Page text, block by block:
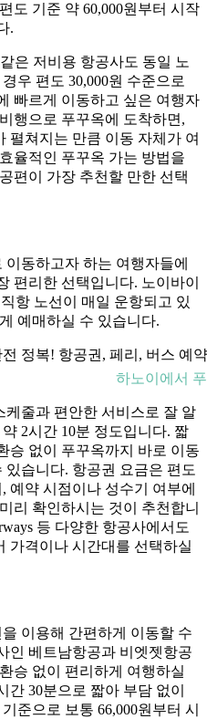
도 기준 약 60,000원부터 시작
.
은 저비용 항공사도 동일 노
우 편도 30,000원 수준으로
빠르게 이동하고 싶은 여행자
행으로 푸꾸옥에 도착하면,
펼쳐지는 만큼 이동 자체가 여
율적인 푸꾸옥 가는 방법을
편이 가장 추천할 만한 선택
동하고자 하는 여행자들에
편리한 선택입니다. 노이바이
항 노선이 매일 운항되고 있
예매하실 수 있습니다.
하노이에서
줄과 편안한 서비스로 잘 알
2시간 10분 정도입니다. 짧
승 없이 푸꾸옥까지 바로 이동
습니다. 항공권 요금은 편도
예약 시점이나 성수기 여부에
리 확인하시는 것이 추천합니
등 다양한 항공사에서도
가격이나 시간대를 선택하실
이용해 간편하게 이동할 수
인 베트남항공과 비엣젯항공
승 없이 편리하게 여행하실
간 30분으로 짧아 부담 없이
준으로 보통 66,000원부터 시